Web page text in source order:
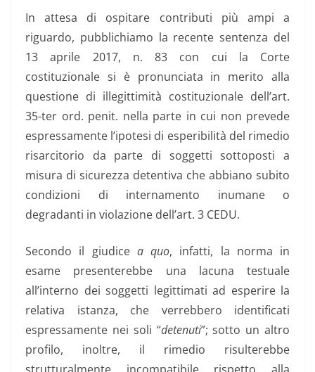
In attesa di ospitare contributi più ampi a
riguardo, pubblichiamo la recente sentenza del
13 aprile 2017, n. 83 con cui la Corte
costituzionale si è pronunciata in merito alla
questione di illegittimità costituzionale dell’art.
35-ter ord. penit. nella parte in cui non prevede
espressamente l’ipotesi di esperibilità del rimedio
risarcitorio da parte di soggetti sottoposti a
misura di sicurezza detentiva che abbiano subito
condizioni di internamento inumane o
degradanti in violazione dell’art. 3 CEDU.
Secondo il giudice a quo, infatti, la norma in
esame presenterebbe una lacuna testuale
all’interno dei soggetti legittimati ad esperire la
relativa istanza, che verrebbero identificati
espressamente nei soli “detenuti”; sotto un altro
profilo, inoltre, il rimedio risulterebbe